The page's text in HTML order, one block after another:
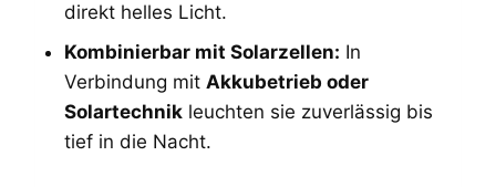
direkt helles Licht.
Kombinierbar mit Solarzellen: In
Verbindung mit Akkubetrieb oder
Solartechnikleuchten sie zuverlässig bis
tief in die Nacht.